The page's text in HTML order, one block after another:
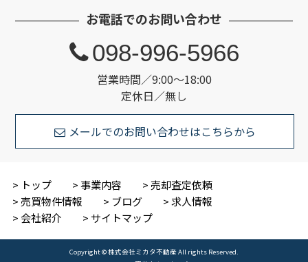
お電話でのお問い合わせ
営業時間／9:00～18:00
定休日／無し
098-996-5966
メールでのお問い合わせはこちらから
トップ 事業内容
売却査定依頼
売買物件情報
ブログ
求人情報
会社紹介
サイトマップ
Copyright © 株式会社ミカタ不動産 All rights Reserved.